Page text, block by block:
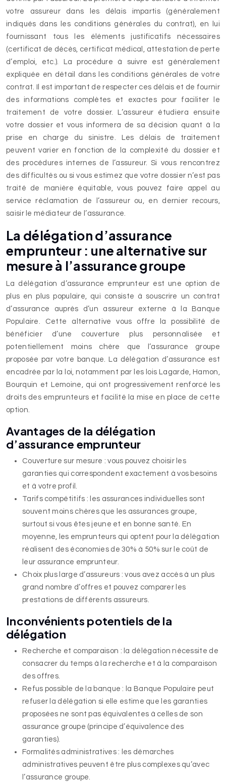
votre assureur dans les délais impartis (généralement
indiqués dans les conditions générales du contrat), en lui
fournissant tous les éléments justificatifs nécessaires
(certificat de décès, certificat médical, attestation de perte
d’emploi, etc.). La procédure à suivre est généralement
expliquée en détail dans les conditions générales de votre
contrat. Il est important de respecter ces délais et de fournir
des informations complètes et exactes pour faciliter le
traitement de votre dossier. L’assureur étudiera ensuite
votre dossier et vous informera de sa décision quant à la
prise en charge du sinistre. Les délais de traitement
peuvent varier en fonction de la complexité du dossier et
des procédures internes de l’assureur. Si vous rencontrez
des difficultés ou si vous estimez que votre dossier n’est pas
traité de manière équitable, vous pouvez faire appel au
service réclamation de l’assureur ou, en dernier recours,
saisir le médiateur de l’assurance.
La délégation d’assurance
emprunteur : une alternative sur
mesure à l’assurance groupe
La délégation d’assurance emprunteur est une option de
plus en plus populaire, qui consiste à souscrire un contrat
d’assurance auprès d’un assureur externe à la Banque
Populaire. Cette alternative vous offre la possibilité de
bénéficier d’une couverture plus personnalisée et
potentiellement moins chère que l’assurance groupe
proposée par votre banque. La délégation d’assurance est
encadrée par la loi, notamment par les lois Lagarde, Hamon,
Bourquin et Lemoine, qui ont progressivement renforcé les
droits des emprunteurs et facilité la mise en place de cette
option.
Avantages de la délégation
d’assurance emprunteur
Couverture sur mesure : vous pouvez choisir les
garanties qui correspondent exactement à vos besoins
et à votre profil.
Tarifs compétitifs : les assurances individuelles sont
souvent moins chères que les assurances groupe,
surtout si vous êtes jeune et en bonne santé. En
moyenne, les emprunteurs qui optent pour la délégation
réalisent des économies de 30% à 50% sur le coût de
leur assurance emprunteur.
Choix plus large d’assureurs : vous avez accès à un plus
grand nombre d’offres et pouvez comparer les
prestations de différents assureurs.
Inconvénients potentiels de la
délégation
Recherche et comparaison : la délégation nécessite de
consacrer du temps à la recherche et à la comparaison
des offres.
Refus possible de la banque : la Banque Populaire peut
refuser la délégation si elle estime que les garanties
proposées ne sont pas équivalentes à celles de son
assurance groupe (principe d’équivalence des
garanties).
Formalités administratives : les démarches
administratives peuvent être plus complexes qu’avec
l’assurance groupe.